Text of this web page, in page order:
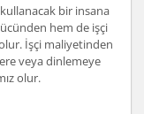
bir insana
hem de işçi
İşçi maliyetinden
veya dinlemeye
olur.